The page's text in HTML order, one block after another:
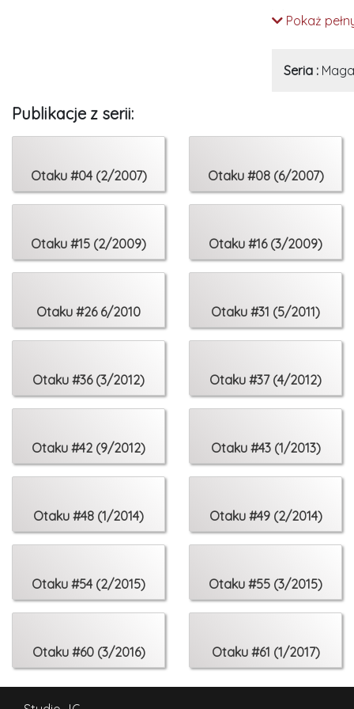
W numerze
14 Nowości:
43 Wehikuł
80
Manga i anime:
18 Jednego
28 Gdy świat
32 Piraci w
40 I nie żyli
Kultura:
48 Chłopcy
50 Wolna
54 Host Club
57 Metal i j-
60 Top 10:
64 Manga i
70 Let’s
74 Z Talesem
Pokaż
Seria :
Publikacje z serii:
Otaku #04 (2/2007) Otaku #08 (6/2007)
Otaku #15 (2/2009) Otaku #16 (3/2009)
Otaku #26 6/2010 Otaku #31 (5/2011)
Otaku #36 (3/2012) Otaku #37 (4/2012)
Otaku #42 (9/2012) Otaku #43 (1/2013)
Otaku #48 (1/2014) Otaku #49 (2/2014)
Otaku #54 (2/2015) Otaku #55 (3/2015)
Otaku #60 (3/2016) Otaku #61 (1/2017)